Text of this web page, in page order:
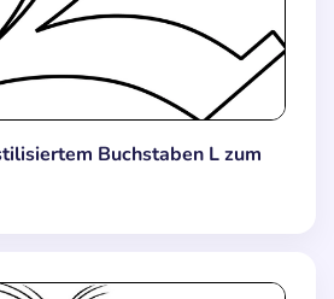
Buchstaben L zum